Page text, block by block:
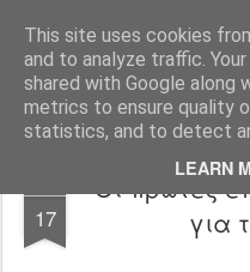
This site uses cookies
and to analyze traffic.
shared with Google along
metrics to ensure quality
statistics, and to detect
LEARN
www.psjailbreak.gr
Pages
17
Οι πρώτες
για